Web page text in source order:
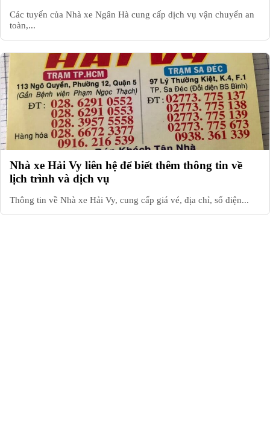
Các tuyến của Nhà xe Ngân Hà cung cấp dịch vụ vận chuyển an
toàn,...
Nhà xe Hải Vy liên hệ để biết thêm thông tin về
lịch trình và dịch vụ
Thông tin về Nhà xe Hải Vy, cung cấp giá vé, địa chỉ, số điện...